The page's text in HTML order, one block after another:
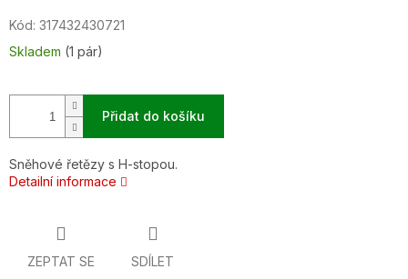
cena:
Kód: 317432430721
Skladem (1 pár)
Přidat do košíku
Sněhové řetězy s H-stopou.
Detailní informace
ZEPTAT SE SDÍLET